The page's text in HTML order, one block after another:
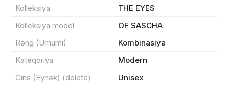
Kolleksiya
THE EYES
Kolleksiya model
OF SASCHA
Rəng (Ümumi)
Kombinasiya
Kateqoriya
Modern
Cins (Eynək) (delete)
Unisex
Sifarişin detalları
Məhsul toplam
Endirim